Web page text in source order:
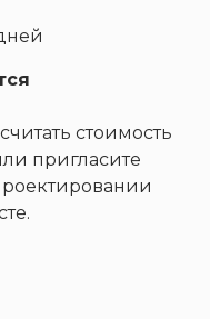
стоимость
пригласите